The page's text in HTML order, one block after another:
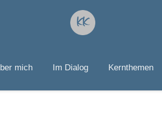
mich Im Dialog Kernthemen